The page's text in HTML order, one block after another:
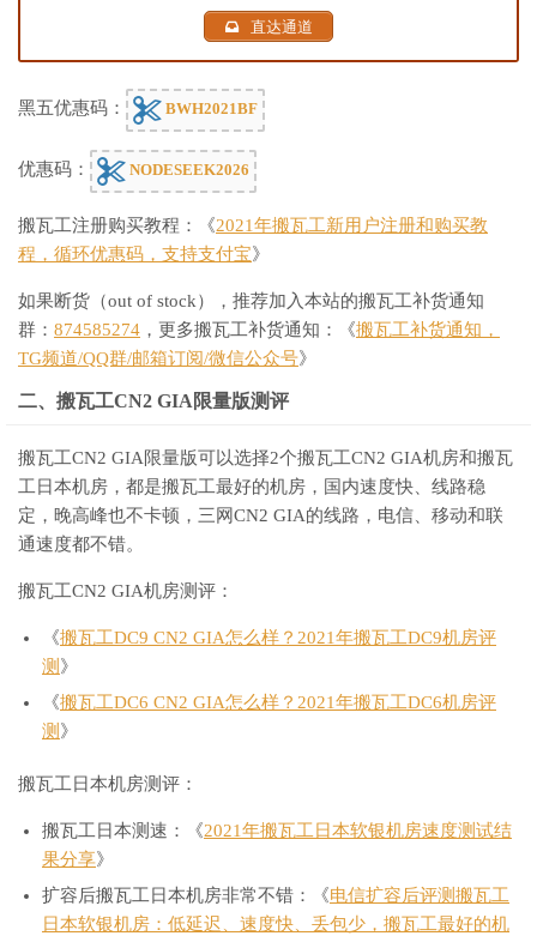
直达通道
黑五优惠码： BWH2021BF
优惠码： NODESEEK2026
搬瓦工注册购买教程：《2021年搬瓦工新用户注册和购买教
程，循环优惠码，支持支付宝》
如果断货（out of stock），推荐加入本站的搬瓦工补货通知
群： 874585274 ，更多搬瓦工补货通知：《搬瓦工补货通知，
TG频道/QQ群/邮箱订阅/微信公众号》
二、搬瓦工CN2 GIA限量版测评
搬瓦工CN2 GIA限量版可以选择2个搬瓦工CN2 GIA机房和搬瓦
工日本机房，都是搬瓦工最好的机房，国内速度快、线路稳
定，晚高峰也不卡顿，三网CN2 GIA的线路，电信、移动和联
通速度都不错。
搬瓦工CN2 GIA机房测评：
《搬瓦工DC9 CN2 GIA怎么样？2021年搬瓦工DC9机房评
测 》
《搬瓦工DC6 CN2 GIA怎么样？2021年搬瓦工DC6机房评
测 》
搬瓦工日本机房测评：
搬瓦工日本测速：《2021年搬瓦工日本软银机房速度测试结
果分享》
扩容后搬瓦工日本机房非常不错：《电信扩容后评测搬瓦工
日本软银机房：低延迟、速度快、丢包少，搬瓦工最好的机